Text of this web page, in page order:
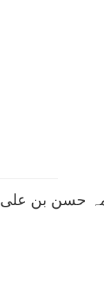
حسن بن علی